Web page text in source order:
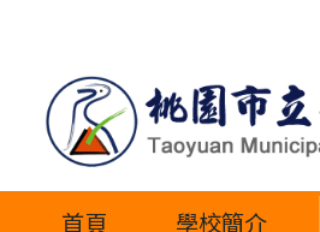
內
首頁 學校簡介